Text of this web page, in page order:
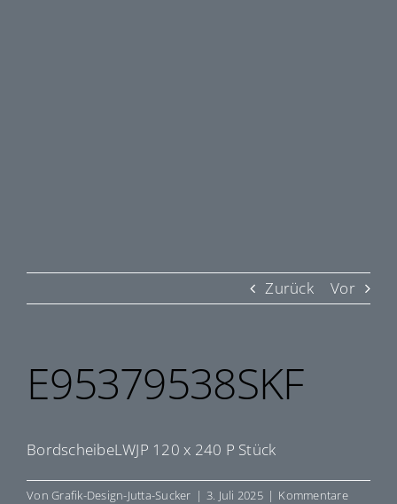
Zurück Vor
E95379538SKF
BordscheibeLWJP 120 x 240 P Stück
VonGrafik-Design-Jutta-Sucker | 3. Juli 2025 | Kommentare